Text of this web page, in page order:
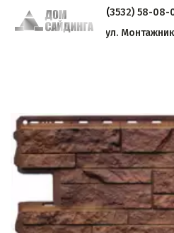
(3532) 58-08-
ул.